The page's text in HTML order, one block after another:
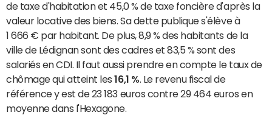
de taxe d'habitation et 45,0 % de taxe foncière d'après la
valeur locative des biens. Sa dette publique s'élève à
1 666 € par habitant. De plus, 8,9 % des habitants de la
ville de Lédignan sont des cadres et 83,5 % sont des
salariés en CDI. Il faut aussi prendre en compte le taux de
chômage qui atteint les16,1 % . Le revenu fiscal de
référence y est de 23 183 euros contre 29 464 euros en
moyenne dans l'Hexagone.